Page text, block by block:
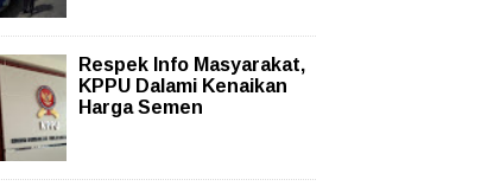
Respek Info Masyarakat,
KPPU Dalami Kenaikan
Harga Semen